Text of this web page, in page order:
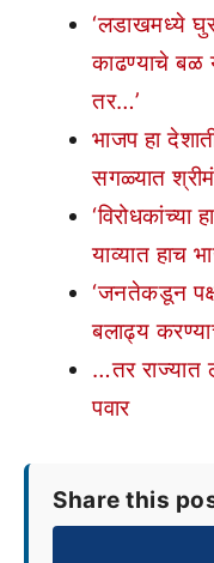
‘लडाखमध्ये
काढण्याचे बळ
तर…’
भाजप हा
सगळ्यात
याव्यात हाच
‘जनतेकडून
बलाढ्य
…तर राज्यात
पवार
Share this